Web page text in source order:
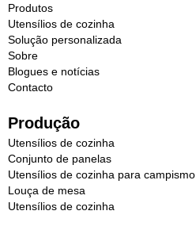
Produtos
Utensílios de cozinha
Solução personalizada
Sobre
Blogues e notícias
Contacto
Produção
Utensílios de cozinha
Conjunto de panelas
Utensílios de cozinha para campismo
Louça de mesa
Utensílios de cozinha